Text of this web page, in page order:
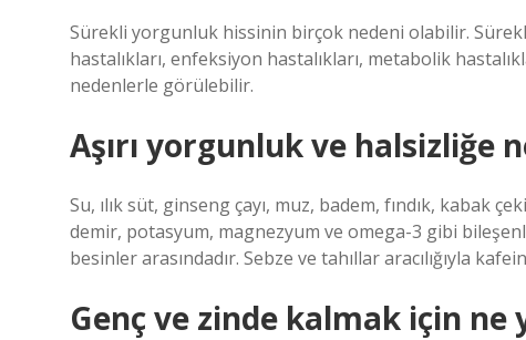
Sürekli yorgunluk hissinin birçok nedeni olabilir.
hastalıkları, enfeksiyon hastalıkları, metabolik
nedenlerle görülebilir.
Aşırı yorgunluk ve halsizliğe
Su, ılık süt, ginseng çayı, muz, badem, fındık, kabak
demir, potasyum, magnezyum ve omega-3 gibi
besinler arasındadır. Sebze ve tahıllar aracılığıyla
Genç ve zinde kalmak için ne